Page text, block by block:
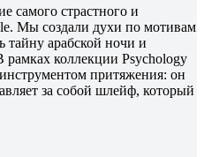
самого страстного и
Мы создали духи по мотивам
тайну арабской ночи и
коллекции Psychology
притяжения: он
за собой шлейф, который